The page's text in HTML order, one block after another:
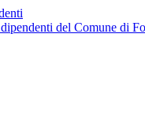
del Comune di